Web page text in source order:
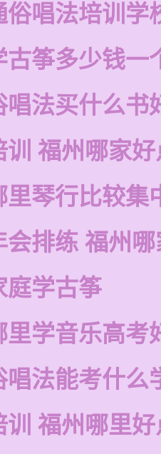
俗唱法培训学
古筝多少钱一
唱法买什么书
训 福州哪家
里琴行比较集
会排练 福州
庭学古筝
里学音乐高考
唱法能考什么
训 福州哪里